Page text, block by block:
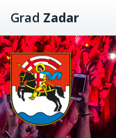
Preskoči
na
sadržaj
Grad Zadar